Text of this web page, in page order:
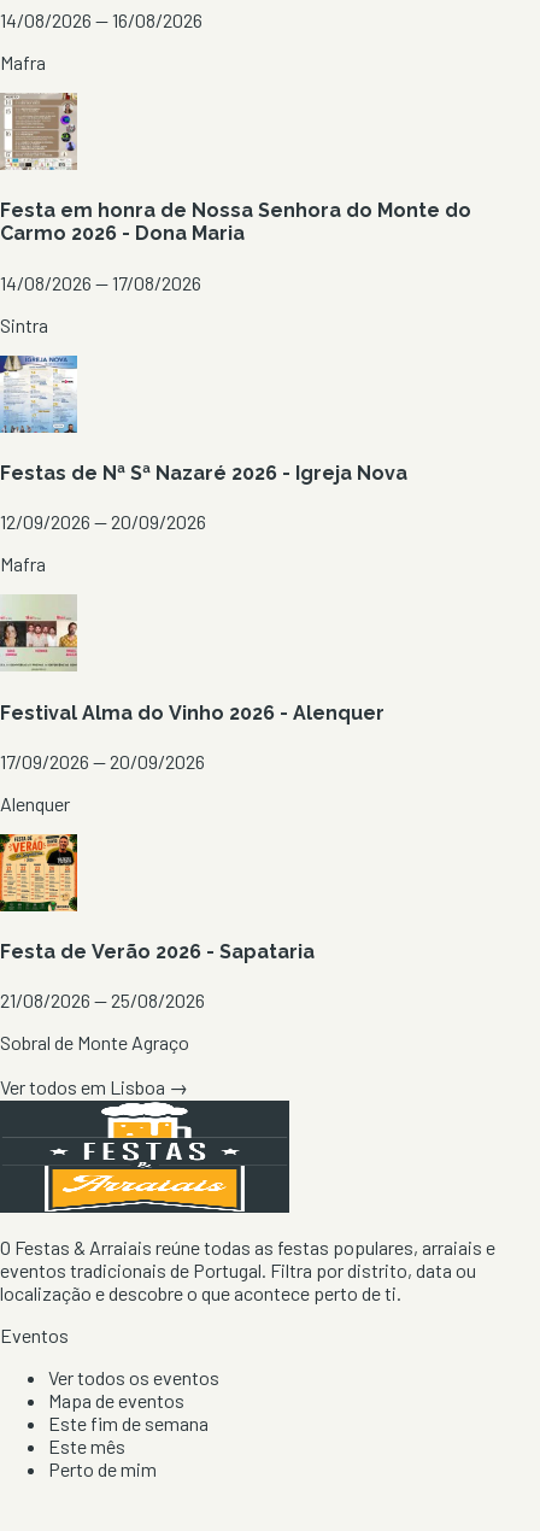
14/08/2026 — 16/08/2026
Mafra
Festa em honra de Nossa Senhora do Monte do
Carmo 2026 - Dona Maria
14/08/2026 — 17/08/2026
Sintra
Festas de Nª Sª Nazaré 2026 - Igreja Nova
12/09/2026 — 20/09/2026
Mafra
Festival Alma do Vinho 2026 - Alenquer
17/09/2026 — 20/09/2026
Alenquer
Festa de Verão 2026 - Sapataria
21/08/2026 — 25/08/2026
Sobral de Monte Agraço
Ver todos em Lisboa →
O Festas & Arraiais reúne todas as festas populares, arraiais e
eventos tradicionais de Portugal. Filtra por distrito, data ou
localização e descobre o que acontece perto de ti.
Eventos
Ver todos os eventos
Mapa de eventos
Este fim de semana
Este mês
Perto de mim